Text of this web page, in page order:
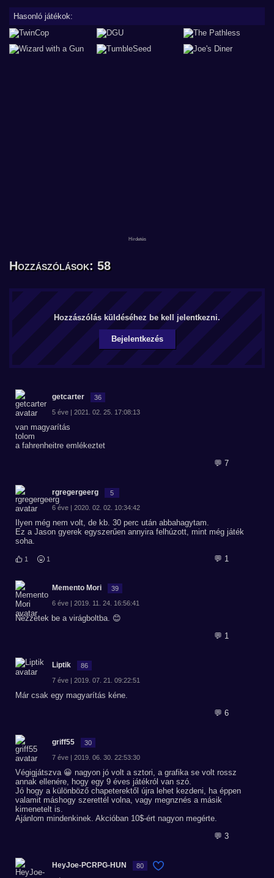
Hasonló játékok:
Hozzászólások: 58
Hozzászólás küldéséhez be kell jelentkezni.
Bejelentkezés
getcarter 36
5 éve | 2021. 02. 25. 17:08:13
van magyarítás
tolom
a fahrenheitre emlékeztet
💬 7
rgregergeerg 5
6 éve | 2020. 02. 02. 10:34:42
Ilyen még nem volt, de kb. 30 perc után abbahagytam.
Ez a Jason gyerek egyszerűen annyira felhúzott, mint még játék
soha.
1 1 💬 1
Memento Mori 39
6 éve | 2019. 11. 24. 16:56:41
Nézzetek be a virágboltba. 😊
💬 1
Liptik 86
7 éve | 2019. 07. 21. 09:22:51
Már csak egy magyarítás kéne.
💬 6
griff55 30
7 éve | 2019. 06. 30. 22:53:30
Végigjátszva 😀 nagyon jó volt a sztori, a grafika se volt rossz
annak ellenére, hogy egy 9 éves játékról van szó.
Jó hogy a különböző chapeterektől újra lehet kezdeni, ha éppen
valamit máshogy szerettél volna, vagy megnznés a másik
kimenetelt is.
Ajánlom mindenkinek. Akcióban 10$-ért nagyon megérte.
💬 3
HeyJoe-PCRPG-HUN 80